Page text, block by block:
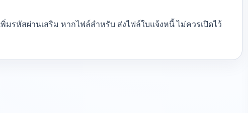
มรหัสผ่านเสริม หากไฟล์สำหรับ ส่งไฟล์ใบแจ้งหนี้ ไม่ควรเปิดไว้